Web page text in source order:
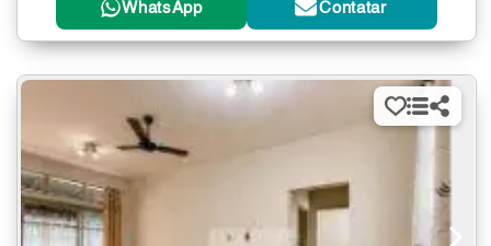
WhatsApp Contatar